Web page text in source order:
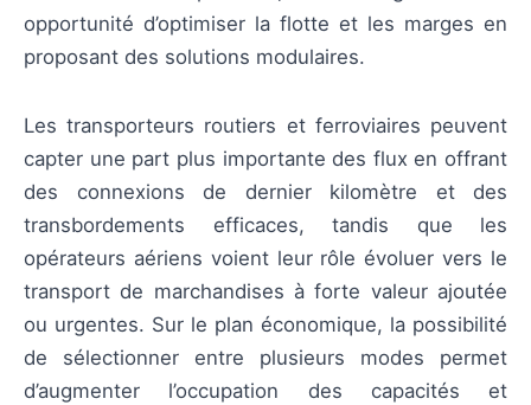
opportunité d’optimiser la flotte et les marges en
proposant des solutions modulaires.
Les transporteurs routiers et ferroviaires peuvent
capter une part plus importante des flux en offrant
des connexions de dernier kilomètre et des
transbordements efficaces, tandis que les
opérateurs aériens voient leur rôle évoluer vers le
transport de marchandises à forte valeur ajoutée
ou urgentes. Sur le plan économique, la possibilité
de sélectionner entre plusieurs modes permet
d’augmenter l’occupation des capacités et